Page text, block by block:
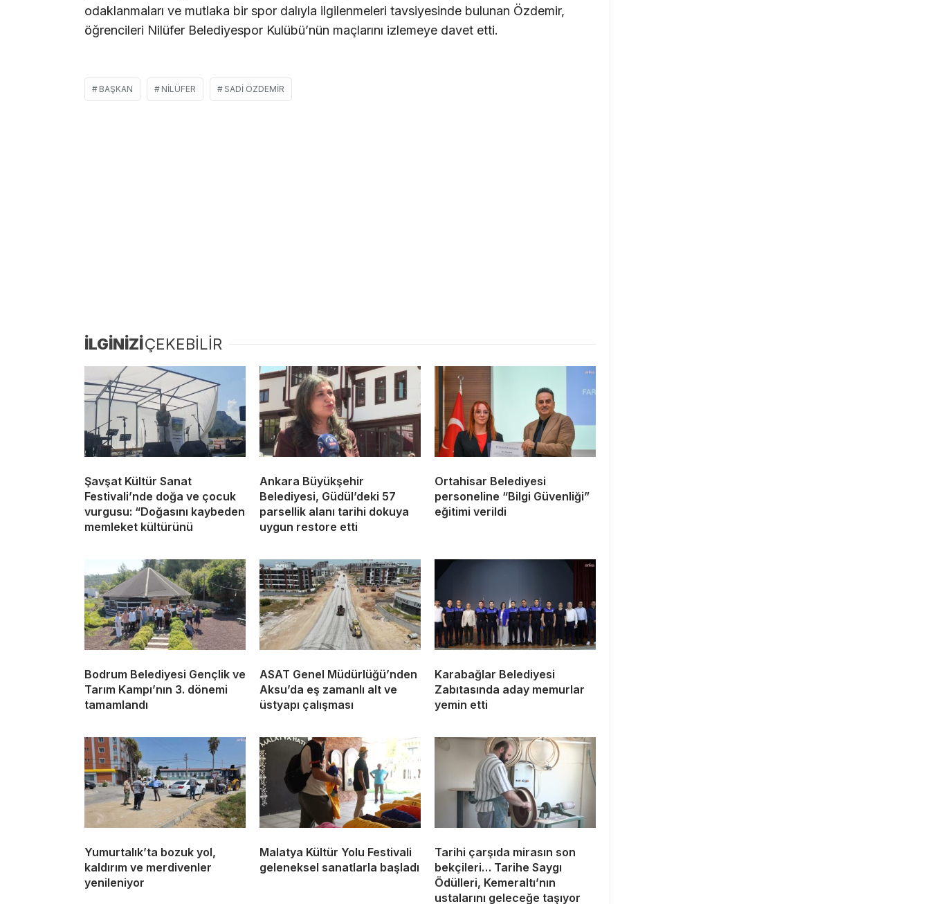
odaklanmaları ve mutlaka bir spor dalıyla ilgilenmeleri tavsiyesinde bulunan Özdemir,
öğrencileri Nilüfer Belediyespor Kulübü’nün maçlarını izlemeye davet etti.
BAŞKAN NILÜFER SADI ÖZDEMIR
İLGİNİZİÇEKEBİLİR
Şavşat Kültür Sanat
Festivali’nde doğa ve çocuk
vurgusu: “Doğasını kaybeden
memleket kültürünü
Ankara Büyükşehir
Belediyesi, Güdül’deki 57
parsellik alanı tarihi dokuya
uygun restore etti
Ortahisar Belediyesi
personeline “Bilgi Güvenliği”
eğitimi verildi
Bodrum Belediyesi Gençlik ve
Tarım Kampı’nın 3. dönemi
tamamlandı
ASAT Genel Müdürlüğü’nden
Aksu’da eş zamanlı alt ve
üstyapı çalışması
Karabağlar Belediyesi
Zabıtasında aday memurlar
yemin etti
Yumurtalık’ta bozuk yol,
kaldırım ve merdivenler
yenileniyor
Malatya Kültür Yolu Festivali
geleneksel sanatlarla başladı
Tarihi çarşıda mirasın son
bekçileri… Tarihe Saygı
Ödülleri, Kemeraltı’nın
ustalarını geleceğe taşıyor